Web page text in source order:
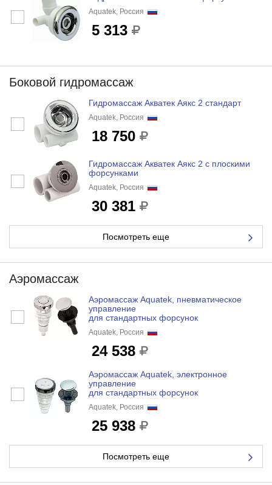
Aquatek, Россия
5 313
Боковой гидромассаж
Гидромассаж Акватек Аякс 2 стандарт
Aquatek, Россия
18 750
Гидромассаж Акватек Аякс 2 с плоскими
форсунками
Aquatek, Россия
30 381
Посмотреть еще
Аэромассаж
Аэромассаж Aquatek, пневматическое
управление
для стандартных форсунок
Aquatek, Россия
24 538
Аэромассаж Aquatek, электронное
управление
для стандартных форсунок
Aquatek, Россия
25 938
Посмотреть еще